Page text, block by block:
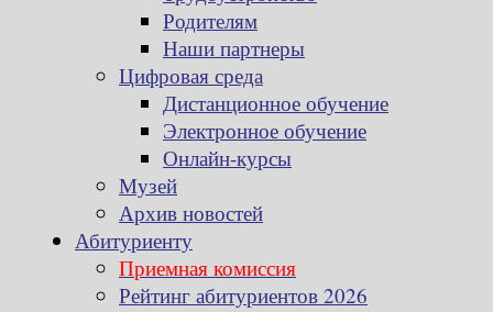
Родителям
Наши партнеры
Цифровая среда
Дистанционное обучение
Электронное обучение
Онлайн-курсы
Музей
Архив новостей
Абитуриенту
Приемная комиссия
Рейтинг абитуриентов 2026